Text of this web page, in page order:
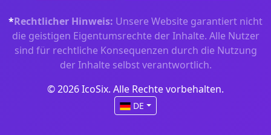
*Rechtlicher Hinweis: Unsere Website garantiert nicht
die geistigen Eigentumsrechte der Inhalte. Alle Nutzer
sind für rechtliche Konsequenzen durch die Nutzung
der Inhalte selbst verantwortlich.
© 2026 IcoSix. Alle Rechte vorbehalten.
DE